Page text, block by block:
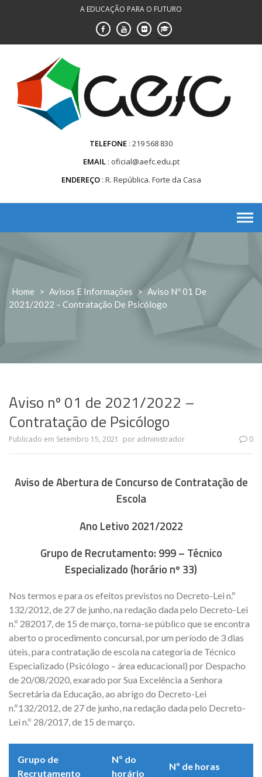
A EDUCAÇÃO PARA O FUTURO
TELEFONE 219 568 830
EMAIL oficial@aefc.edu.pt
ENDEREÇO R. República. Forte da Casa
Home > Avisos E Informações > Aviso Nº 01 De
2021/2022 – Contratação De Psicólogo
Aviso nº 01 de 2021/2022 –
Contratação de Psicólogo
Publicado em Setembro 15, 2021 por administrador 0
Aviso de Abertura de Concurso de Contratação de
Escola
Ano Letivo 2021/2022
Grupo de Recrutamento: 999 – Técnico
Especializado (horário nº 33)
Nos termos e para os efeitos previstos no Decreto-Lei n.º
132/2012, de 27 de junho, na redação dada pelo Decreto-Lei
n.º 282017, de 15 de março, torna-se público que se encontra
aberto o procedimento concursal, por um período de 3 dias
úteis, para contratação de escola na categoria de Técnico
Especializado (Psicólogo – área educacional) por Despacho
de 20/08/2020, exarado por Sua Excelência a Senhora
Secretária da Educação, ao abrigo do Decreto-Lei
n.º132/2012, de 27 de junho, na redação dada pelo Decreto-
Lei n.º 28/2017, de 15 de março.
Grupo de
Recrutamento
Nº do
horário
Nº de horas